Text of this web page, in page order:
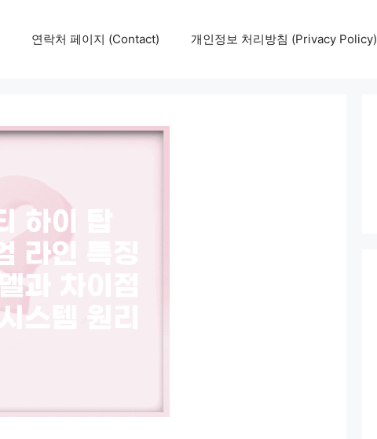
연락처 페이지 (Contact) 개인정보 처리방침 (Privacy Policy)